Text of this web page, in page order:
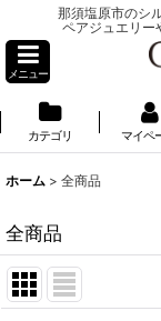
那須塩原市のシ
ペアジュエリー
メニュー
カテゴリ マイペ
ホーム > 全商品
全商品